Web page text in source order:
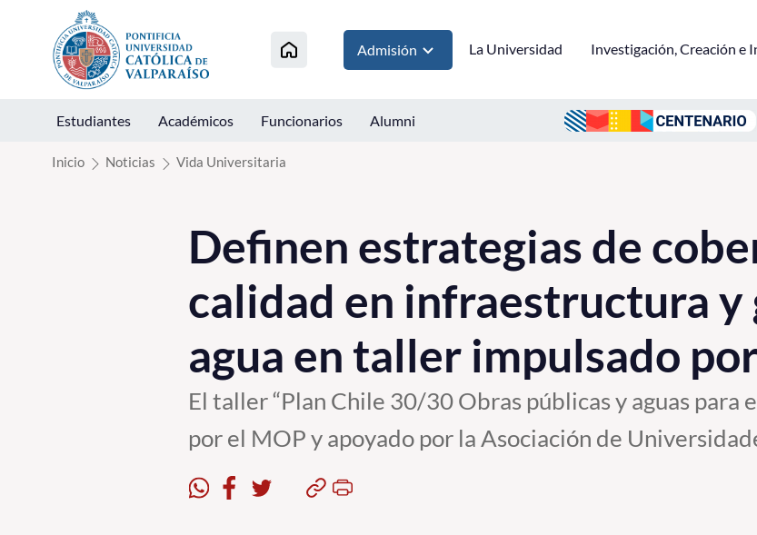
Click acá para ir directamente al contenido
Admisión La Universidad Investigación, Creación e
Estudiantes Académicos Funcionarios Alumni
Inicio Noticias Vida Universitaria
Definen estrategias de
calidad en infraestructura y
agua en taller impulsado
El taller “Plan Chile 30/30 Obras públicas y aguas para
por el MOP y apoyado por la Asociación de